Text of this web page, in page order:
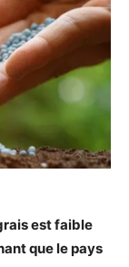
est faible
que le pays